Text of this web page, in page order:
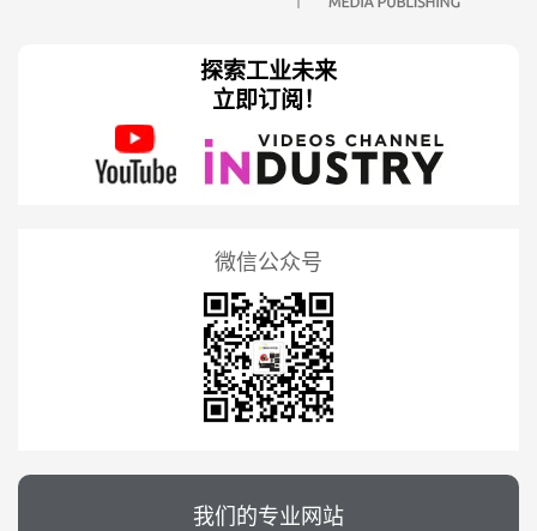
探索工业未来
立即订阅！
微信公众号
我们的专业网站